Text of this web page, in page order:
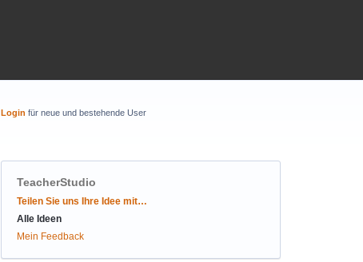
Login für neue und bestehende User
TeacherStudio
Kategorien
Teilen Sie uns Ihre Idee mit…
Alle Ideen
Mein Feedback